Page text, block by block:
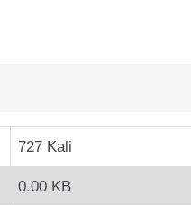
727 Kali
0.00 KB